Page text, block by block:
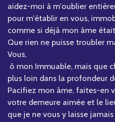
aidez-moi à m'oublier
pour m'établir en vous,
comme si déjà mon âme
Que rien ne puisse troubler
Vous,
ô mon Immuable, mais que
plus loin dans la profondeur
Pacifiez mon âme, faites-en
votre demeure aimée et le
que je ne vous y laisse jamais